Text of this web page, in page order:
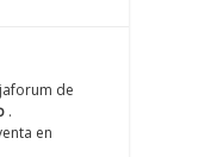
de
.
en